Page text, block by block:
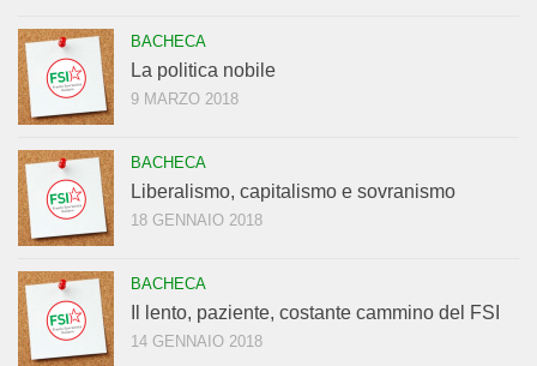
BACHECA
La politica nobile
9 MARZO 2018
BACHECA
Liberalismo, capitalismo e sovranismo
18 GENNAIO 2018
BACHECA
Il lento, paziente, costante cammino del FSI
14 GENNAIO 2018